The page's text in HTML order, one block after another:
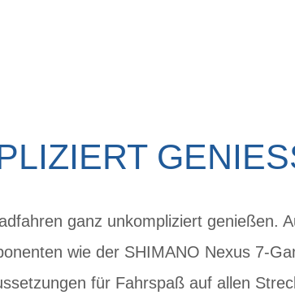
ganz unkompliziert genießen.
wie der SHIMANO Nexus 7-
für Fahrspaß auf allen